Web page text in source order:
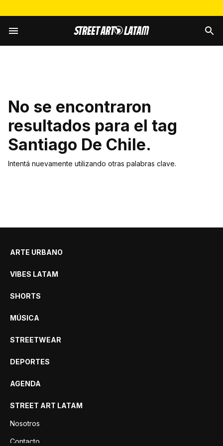
No se encontraron
resultados para el tag
Santiago De Chile.
Intentá nuevamente utilizando otras palabras clave.
ARTE URBANO
VIBES LATAM
SHORTS
MÚSICA
STREETWEAR
DEPORTES
AGENDA
STREET ART LATAM
Nosotros
Contacto